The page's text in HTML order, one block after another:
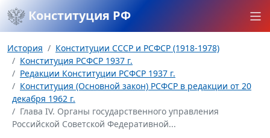
Конституция РФ
История
Конституции СССР и РСФСР (1918-1978)
Конституция РСФСР 1937 г.
Редакции Конституции РСФСР 1937 г.
Конституция (Основной закон) РСФСР в редакции от 20
декабря 1962 г.
Глава IV. Органы государственного управления
Российской Советской Федеративной...